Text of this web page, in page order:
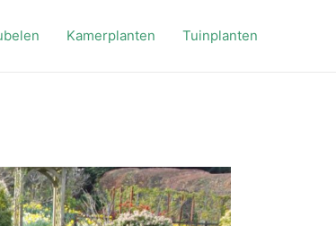
Kamerplanten Tuinplanten